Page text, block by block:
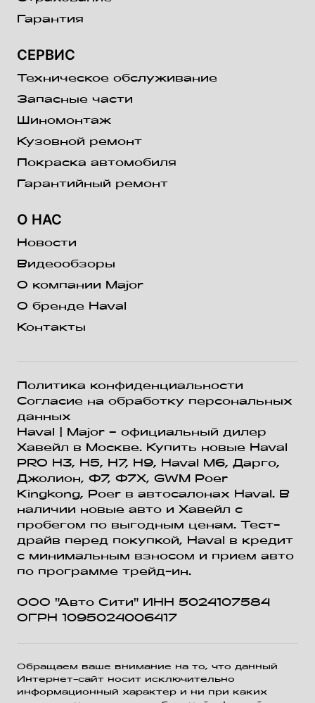
Гарантия
СЕРВИС
Техническое обслуживание
Запасные части
Шиномонтаж
Кузовной ремонт
Покраска автомобиля
Гарантийный ремонт
О НАС
Новости
Видеообзоры
О компании Major
О бренде Haval
Контакты
Политика конфиденциальности
Согласие на обработку персональных
данных
Haval
| Major – официальный дилер
Хавейл в Москве. Купить новые Haval
PRO H3, Н5, H7, Н9, Haval М6, Дарго,
Джолион, Ф7, Ф7Х, GWM Poer
Kingkong, Poer в автосалонах Haval. В
наличии новые авто и Хавейл с
пробегом по выгодным ценам. Тест-
драйв перед покупкой, Haval в кредит
с минимальным взносом и прием авто
по программе трейд-ин.
ООО "Авто Сити" ИНН 5024107584
ОГРН 1095024006417
Обращаем ваше внимание на то, что данный
Интернет-сайт носит исключительно
информационный характер и ни при каких